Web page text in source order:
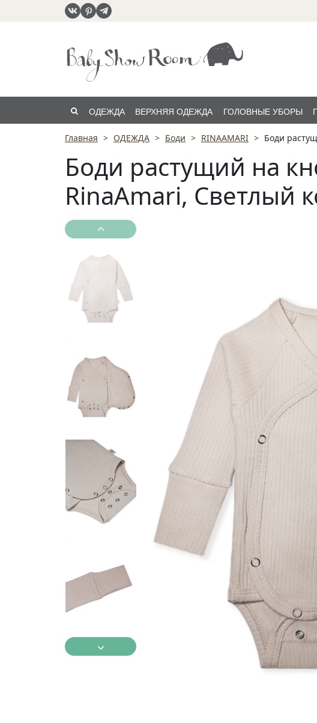
ОДЕЖДА ВЕРХНЯЯ ОДЕЖДА ГОЛОВНЫЕ УБОРЫ
РАСПРОДАЖА
Главная ОДЕЖДА Боди RINAAMARI Боди
Боди растущий на
RinaAmari, Светлый